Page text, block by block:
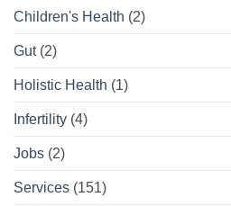
Children's Health (2)
Gut(2)
Holistic Health (1)
Infertility (4)
Jobs (2)
Services (151)